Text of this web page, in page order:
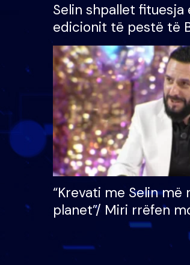
Selin shpallet fituesja
edicionit të pestë të
Brother VIP, rrëmben
çmimin e madh prej
mijë eurosh
“Krevati me Selin
planet”/ Miri rrëfen
bukura në shtëpinë e
mungojë zilja e